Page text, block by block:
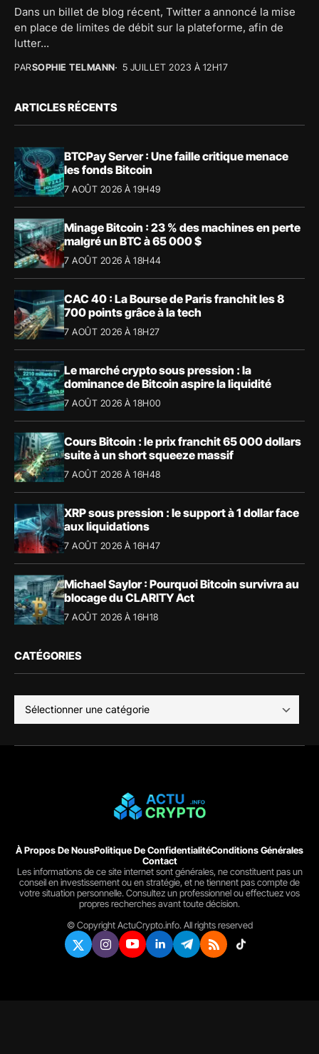
Dans un billet de blog récent, Twitter a annoncé la mise
en place de limites de débit sur la plateforme, afin de
lutter...
PARSOPHIE TELMANN 5 JUILLET 2023 À 12H17
ARTICLES RÉCENTS
BTCPay Server : Une faille critique menace
les fonds Bitcoin
7 AOÛT 2026 À 19H49
Minage Bitcoin : 23 % des machines en perte
malgré un BTC à 65 000 $
7 AOÛT 2026 À 18H44
CAC 40 : La Bourse de Paris franchit les 8
700 points grâce à la tech
7 AOÛT 2026 À 18H27
Le marché crypto sous pression : la
dominance de Bitcoin aspire la liquidité
7 AOÛT 2026 À 18H00
Cours Bitcoin : le prix franchit 65 000 dollars
suite à un short squeeze massif
7 AOÛT 2026 À 16H48
XRP sous pression : le support à 1 dollar face
aux liquidations
7 AOÛT 2026 À 16H47
Michael Saylor : Pourquoi Bitcoin survivra au
blocage du CLARITY Act
7 AOÛT 2026 À 16H18
CATÉGORIES
À Propos De NousPolitique De ConfidentialitéConditions Générales
Contact
Les informations de ce site internet sont générales, ne constituent pas un
conseil en investissement ou en stratégie, et ne tiennent pas compte de
votre situation personnelle. Consultez un professionnel ou effectuez vos
propres recherches avant toute décision.
© Copyright ActuCrypto.info. All rights reserved